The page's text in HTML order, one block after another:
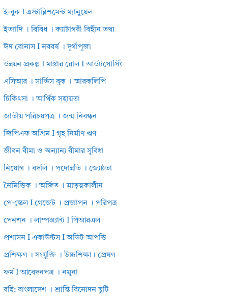
ই-বুক I এস্টাব্লিশমেন্ট ম্যানুয়েল
ইত্যাদি । বিবিধ । ক্যাটাগরী বিহীন তথ্য
ঈদ বোনাস I নববর্ষ । দূর্গাপূজা
উন্নয়ন প্রকল্প I মাষ্টার রোল I আউটসোর্সিং
এসিআর । সার্ভিস বুক । স্মারকলিপি
চিকিৎসা । আর্থিক সহায়তা
জাতীয় পরিচয়পত্র । জন্ম নিবন্ধন
জিপিএফ অগ্রিম I গৃহ নির্মাণ ঋণ
জীবন বীমা ও অন্যান্য বীমার সুবিধা
নিয়োগ । বদলি । পদোন্নতি । জ্যেষ্ঠতা
নৈমিত্তিক । অর্জিত । মাতৃত্বকালীন
পে-স্কেল I গেজেট । প্রজ্ঞাপন । পরিপত্র
পেনশন । লাম্পগ্র্যান্ট I পিআরএল
প্রশাসন I একাউন্টস I অডিট আপত্তি
প্রশিক্ষণ । সংযুক্তি । উচ্চশিক্ষা। প্রেষণ
ফর্ম I আবেদনপত্র । নমুনা
বহি: বাংলাদেশ । শ্রান্তি বিনোদন ছুটি